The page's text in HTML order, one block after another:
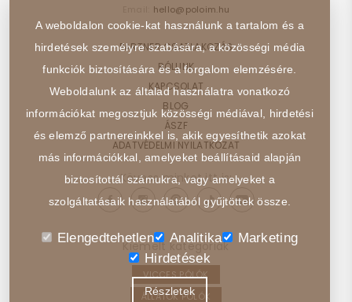
hello@poloim.hu
PARTNER CSATLAKOZÁS
RÓLUNK
KAPCSOLAT
BLOG
ÁSZF
ADATVÉDELMI NYILATKOZAT
Kövess minket itt is:
Kiemelt kategóriák
VICCES PÓLÓK
ÁLLATOK PÓLÓK
A weboldalon cookie-kat használunk a tartalom és a
hirdetések személyre szabására, a közösségi média
funkciók biztosítására és a forgalom elemzésére.
Weboldalunk az általad használatra vonatkozó
információkat megosztjuk közösségi médiával, hirdetési
és elemző partnereinkkel is, akik egyesíthetik azokat
más információkkal, amelyeket beállításaid alapján
biztosítottál számukra, vagy amelyeket a
szolgáltatásaik használatából gyűjtöttek össze.
Elengedtehetlen Analitika
Marketing
Hirdetések
Részletek